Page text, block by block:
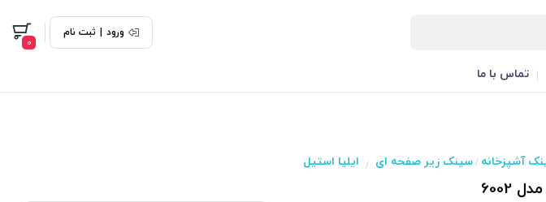
ورود | ثبت نام
0
تماس با ما
آشپزخانه /سینک زیر صفحه ای / ایلیا استیل